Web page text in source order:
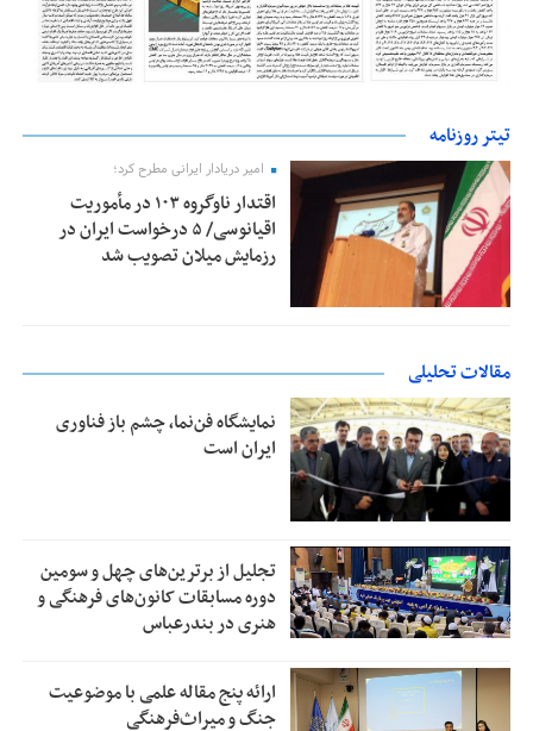
تیتر روزنامه
امیر دریادار ایرانی مطرح کرد؛
اقتدار ناوگروه ۱۰۳ در مأموریت‌
اقیانوسی/ ۵ درخواست ایران در
رزمایش میلان تصویب شد
مقالات تحلیلی
نمایشگاه فن‌نما، چشم باز فناوری
ایران است
تجلیل از بر‌ترین‌های چهل و سومین
دوره مسابقات کانون‌های فرهنگی و
هنری در بندرعباس
ارائه پنج مقاله علمی با موضوعیت
جنگ و میراث‌فرهنگی